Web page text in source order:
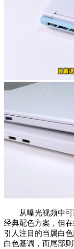
从曝光视频中可
经典配色方案，但
引人注目的当属白
白色基调，而尾部